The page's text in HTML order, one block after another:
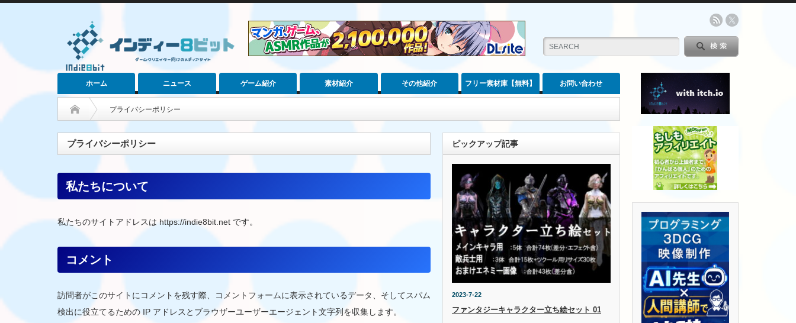
ホーム ニュース ゲーム紹介 素材紹介 その他紹介 フリー素材庫【無料】 お問い合わせ
プライバシーポリシー
プライバシーポリシー
私たちについて
私たちのサイトアドレスは https://indie8bit.net です。
コメント
訪問者がこのサイトにコメントを残す際、コメントフォームに表示されているデータ、そしてスパム
検出に役立てるための IP アドレスとブラウザーユーザーエージェント文字列を収集します。
ピックアップ記事
2023-7-22
ファンタジーキャラクター立ち絵セット 01